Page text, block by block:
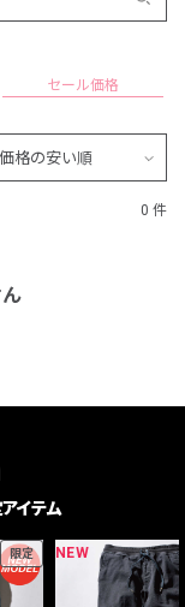
セール価格
価格の安い順
0 件
イテム
限定 NEW